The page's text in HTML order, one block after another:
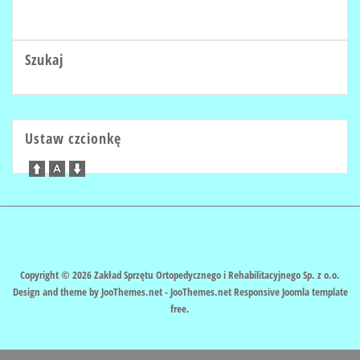
Szukaj
Ustaw czcionkę
Copyright © 2026 Zakład Sprzętu Ortopedycznego i Rehabilitacyjnego Sp. z o.o.
Design and theme by JooThemes.net -JooThemes.net Responsive Joomla template
free.